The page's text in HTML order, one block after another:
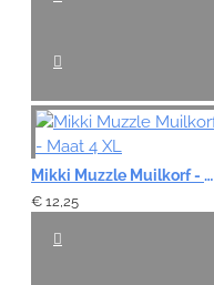
Mikki Muzzle Muilkorf - Maat 4 XL
€ 12,25